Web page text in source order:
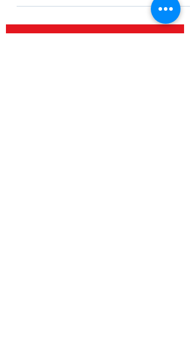
R essources A nimales d'Abidjan (SARA) , est
un événement incontournable. Lancé par le...